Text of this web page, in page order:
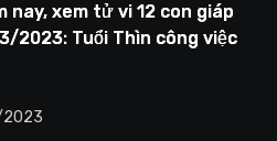
nay, xem tử vi 12 con giáp
2023: Tuổi Thìn công việc